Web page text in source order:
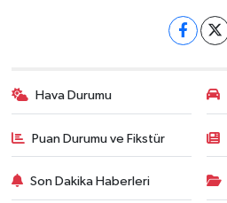
Hava Durumu
Puan Durumu ve Fikstür
Son Dakika Haberleri